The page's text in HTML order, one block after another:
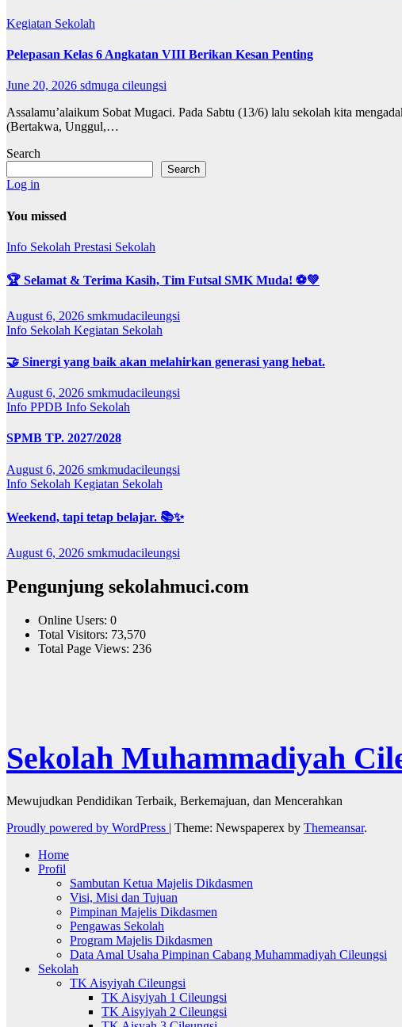
Kegiatan Sekolah
Pelepasan Kelas 6 Angkatan VIII Berikan Kesan Penting
June 20, 2026 sdmuga cileungsi
Assalamu’alaikum Sobat Mugaci. Pada Sabtu (13/6) lalu sekolah kita
(Bertakwa, Unggul,…
Search
Search
Log in
You missed
Info Sekolah Prestasi Sekolah
🏆 Selamat & Terima Kasih, Tim Futsal SMK Muda! ⚽💚
August 6, 2026 smkmudacileungsi
Info Sekolah Kegiatan Sekolah
🤝 Sinergi yang baik akan melahirkan generasi yang hebat.
August 6, 2026 smkmudacileungsi
Info PPDB Info Sekolah
SPMB TP. 2027/2028
August 6, 2026 smkmudacileungsi
Info Sekolah Kegiatan Sekolah
Weekend, tapi tetap belajar. 📚✨
August 6, 2026 smkmudacileungsi
Pengunjung sekolahmuci.com
Online Users: 0
Total Visitors: 73,570
Total Page Views: 236
Sekolah Muhammadiyah
Mewujudkan Pendidikan Terbaik, Berkemajuan, dan Mencerahkan
Proudly powered by WordPress | Theme: Newspaperex by Themeansar.
Home
Profil
Sambutan Ketua Majelis Dikdasmen
Visi, Misi dan Tujuan
Pimpinan Majelis Dikdasmen
Pengawas Sekolah
Program Majelis Dikdasmen
Data Amal Usaha Pimpinan Cabang Muhammadiyah Cileungsi
Sekolah
TK Aisyiyah Cileungsi
TK Aisyiyah 1 Cileungsi
TK Aisyiyah 2 Cileungsi